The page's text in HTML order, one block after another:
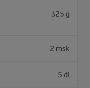
325 g
2 msk
5 dl